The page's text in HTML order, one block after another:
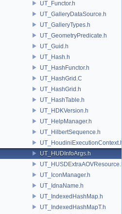
UT_Functor.h
UT_GalleryDataSource.h
UT_GalleryTypes.h
UT_GeometryPredicate.h
UT_Guid.h
UT_Hash.h
UT_HashFunctor.h
UT_HashGrid.C
UT_HashGrid.h
UT_HashTable.h
UT_HDKVersion.h
UT_HelpManager.h
UT_HilbertSequence.h
UT_HoudiniExecutionContext.h
UT_HUDInfoArgs.h
UT_HUSDExtraAOVResource.h
UT_IconManager.h
UT_IdnaName.h
UT_IndexedHashMap.h
UT_IndexedHashMapT.h